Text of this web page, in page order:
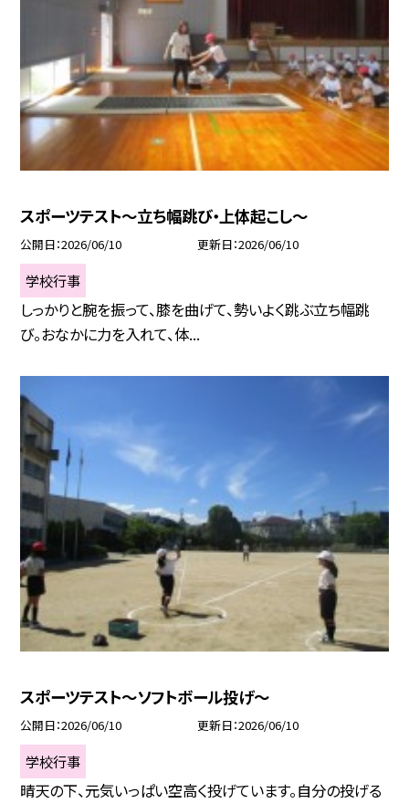
スポーツテスト～立ち幅跳び・上体起こし～
公開日 2026/06/10 更新日 2026/06/10
学校行事
しっかりと腕を振って、膝を曲げて、勢いよく跳ぶ立ち幅跳
び。おなかに力を入れて、体...
スポーツテスト～ソフトボール投げ～
公開日 2026/06/10 更新日 2026/06/10
学校行事
晴天の下、元気いっぱい空高く投げています。自分の投げる